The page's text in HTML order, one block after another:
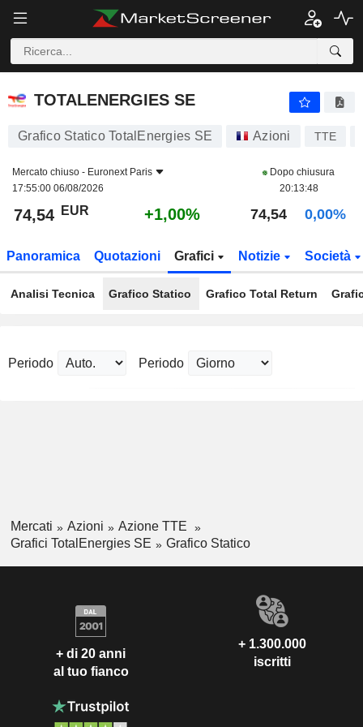
TOTALENERGIES SE
TOTALENERGIES SE
Grafico Statico TotalEnergies SE Azioni TTE
Mercato chiuso - Euronext Paris
17:55:00 06/08/2026
Dopo chiusura
20:13:48
74,54 EUR +1,00% 74,54 0,00%
Panoramica Quotazioni Grafici Notizie Società
Analisi Tecnica Grafico Statico Grafico Total Return
Periodo Periodo
Mercati Azioni
Azione TTE
Grafici TotalEnergies SE
Grafico Statico
+ di 20 anni
al tuo fianco
+ 1.300.000
iscritti